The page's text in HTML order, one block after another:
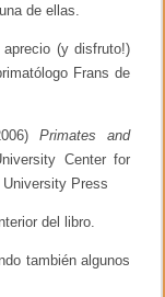
de ellas.
(y disfruto!)
Frans de
Primates and
Center for
Press
del libro.
también algunos